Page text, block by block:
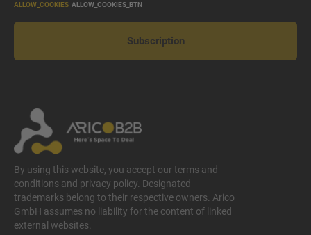
ALLOW_COOKIES ALLOW_COOKIES_BTN
Subscription
By using this website, you accept our terms and
conditions and privacy policy. Designated
trademarks belong to their respective owners. Arico
GmbH assumes no liability for the content of linked
external websites.